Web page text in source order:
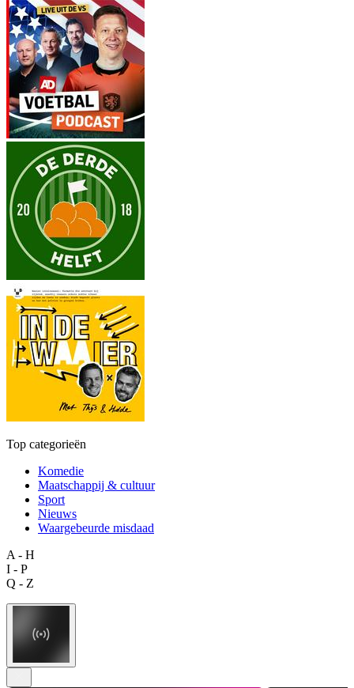
Top categorieën
Komedie
Maatschappij & cultuur
Sport
Nieuws
Waargebeurde misdaad
A - H
I - P
Q - Z